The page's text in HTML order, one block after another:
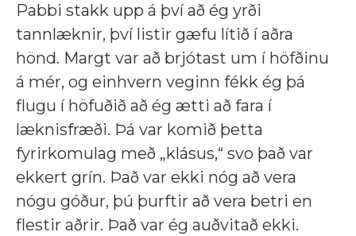
Pabbi stakk upp á því að ég yrði
tannlæknir, því listir gæfu lítið í aðra
hönd. Margt var að brjótast um í höfðinu
á mér, og einhvern veginn fékk ég þá
flugu í höfuðið að ég ætti að fara í
læknisfræði. Þá var komið þetta
fyrirkomulag með „klásus,“ svo það var
ekkert grín. Það var ekki nóg að vera
nógu góður, þú þurftir að vera betri en
flestir aðrir. Það var ég auðvitað ekki.